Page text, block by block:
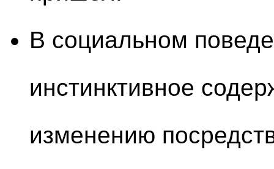
В социальном
инстинктивное
изменению